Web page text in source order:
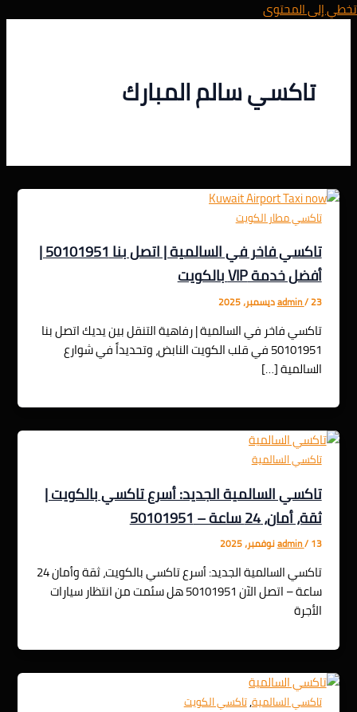
تخطي إلى المحتوى
تاكسي سالم المبارك
تاكسي مطار الكويت
تاكسي فاخر في السالمية | اتصل بنا 50101951 |
أفضل خدمة VIP بالكويت
admin/23 ديسمبر، 2025
تاكسي فاخر في السالمية | رفاهية التنقل بين يديك اتصل بنا
50101951 في قلب الكويت النابض، وتحديداً في شوارع
السالمية […]
تاكسي السالمية
تاكسي السالمية الجديد: أسرع تاكسي بالكويت |
ثقة، أمان، 24 ساعة – 50101951
admin/13 نوفمبر، 2025
تاكسي السالمية الجديد: أسرع تاكسي بالكويت، ثقة وأمان 24
ساعة – اتصل الآن 50101951 هل سئمت من انتظار سيارات
الأجرة
تاكسي السالمية,تاكسي الكويت